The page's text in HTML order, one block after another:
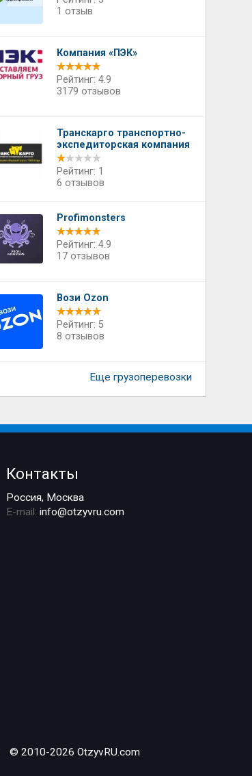
1 отзыв
Компания «ПЭК»
Рейтинг: 4.9
3179 отзывов
Транскарго транспортно-
экспедиторская компания
Рейтинг: 1
6 отзывов
Profimonsters
Рейтинг: 4.9
17 отзывов
Вози Ozon
Рейтинг: 5
8 отзывов
Еще грузоперевозки
Контакты
Россия, Москва
E-mail:info@otzyvru.com
© 2010-2026 OtzyvRU.com